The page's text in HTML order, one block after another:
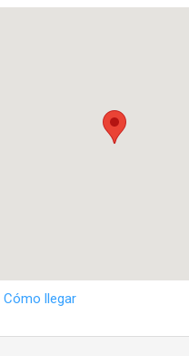
Cómo llegar